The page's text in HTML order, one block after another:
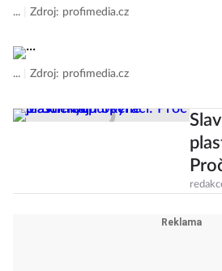
... Zdroj: profimedia.cz
... Zdroj: profimedia.cz